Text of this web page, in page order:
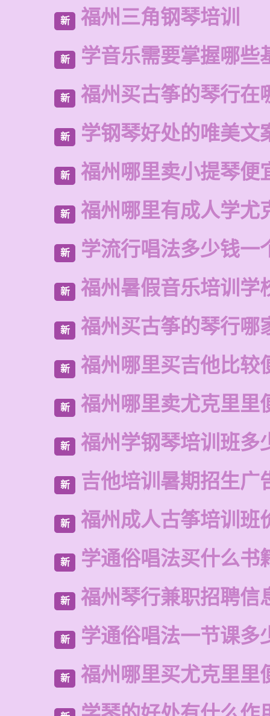
新 福州三角钢琴培训
新 学音乐需要掌握哪些
新 福州买古筝的琴行在
新 学钢琴好处的唯美文
新 福州哪里卖小提琴便
新 福州哪里有成人学尤
新 学流行唱法多少钱一
新 福州暑假音乐培训学
新 福州买古筝的琴行哪
新 福州哪里买吉他比较
新 福州哪里卖尤克里里
新 福州学钢琴培训班多
新 吉他培训暑期招生广
新 福州成人古筝培训班
新 学通俗唱法买什么书
新 福州琴行兼职招聘信
新 学通俗唱法一节课多
新 福州哪里买尤克里里